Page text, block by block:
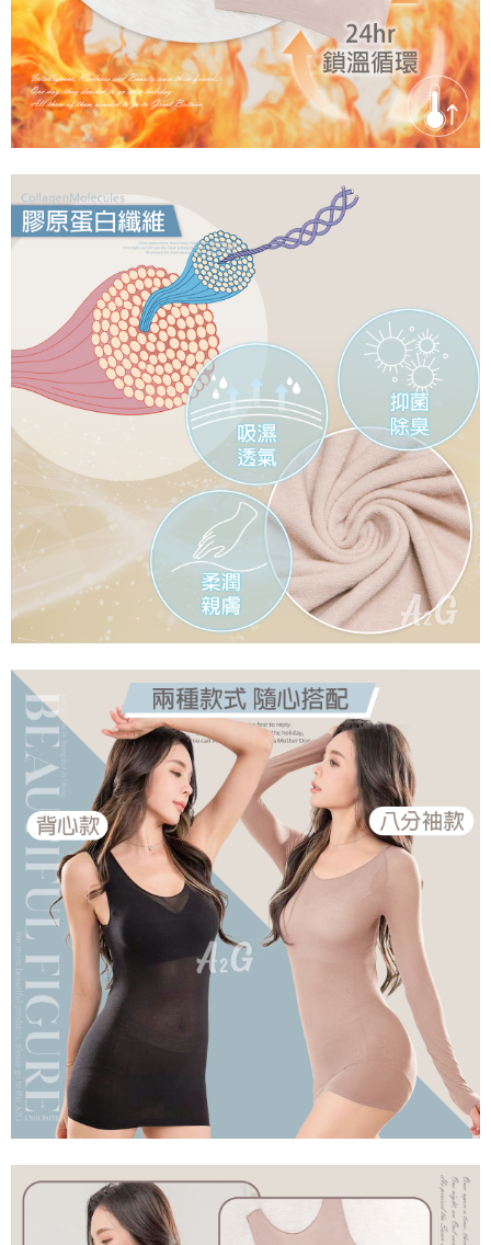
任。
４．使用「AFTEE先享後付」時，將依據個別帳號之用戶狀況，依本公司即
時審查核予不同之上限額度；若仍有額度不足之情形，本公司將視審查結果
請求用戶進行身份認證。
５．嚴禁一人註冊多個帳號或使用他人資訊註冊。若發現惡意使用之情形，
恩沛科技股份有限公司將有權停止該用戶之使用額度並採取法律行動。